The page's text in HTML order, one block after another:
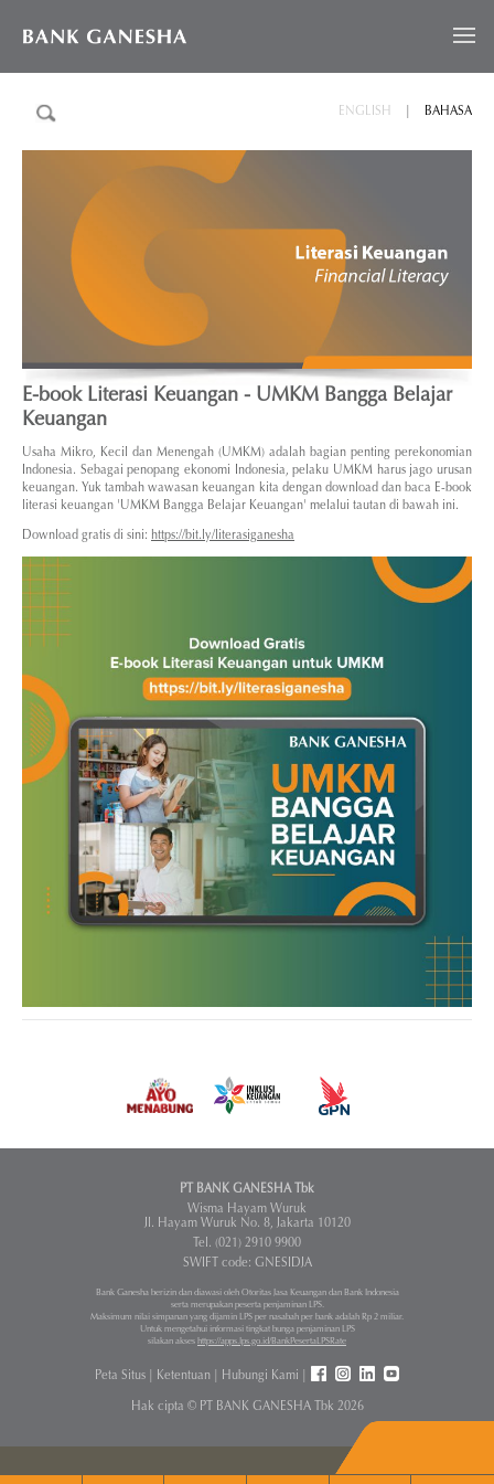
ENGLISH BAHASA
E-book Literasi Keuangan - UMKM Bangga Belajar
Keuangan
Usaha Mikro, Kecil dan Menengah (UMKM) adalah bagian penting perekonomian
Indonesia. Sebagai penopang ekonomi Indonesia, pelaku UMKM harus jago urusan
keuangan. Yuk tambah wawasan keuangan kita dengan download dan baca E-book
literasi keuangan 'UMKM Bangga Belajar Keuangan' melalui tautan di bawah ini.
Download gratis di sini: https://bit.ly/literasiganesha
PT BANK GANESHA Tbk
Wisma Hayam Wuruk
Jl. Hayam Wuruk No. 8, Jakarta 10120
Tel. (021) 2910 9900
SWIFT code: GNESIDJA
Bank Ganesha berizin dan diawasi oleh Otoritas Jasa Keuangan dan Bank Indonesia
serta merupakan peserta penjaminan LPS.
Maksimum nilai simpanan yang dijamin LPS per nasabah per bank adalah Rp 2 miliar.
Untuk mengetahui informasi tingkat bunga penjaminan LPS
silakan akses https://apps.lps.go.id/BankPesertaLPSRate
Peta Situs Ketentuan Hubungi Kami
Hak cipta © PT BANK GANESHA Tbk 2026